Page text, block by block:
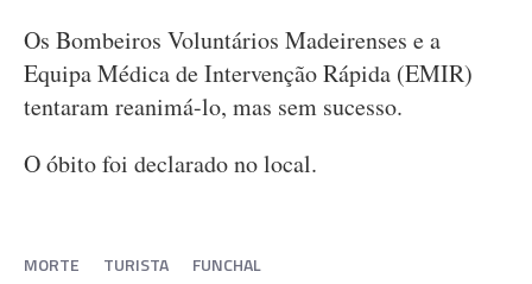
Os Bombeiros Voluntários Madeirenses e a
Equipa Médica de Intervenção Rápida (EMIR)
tentaram reanimá-lo, mas sem sucesso.
O óbito foi declarado no local.
MORTE TURISTA FUNCHAL